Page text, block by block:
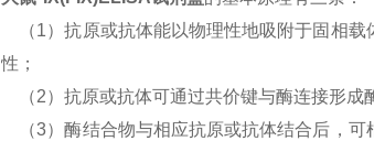
（1）抗原或抗体能以物理性地吸附于固相
性；
（2）抗原或抗体可通过共价键与酶连接形成
（3）酶结合物与相应抗原或抗体结合后，